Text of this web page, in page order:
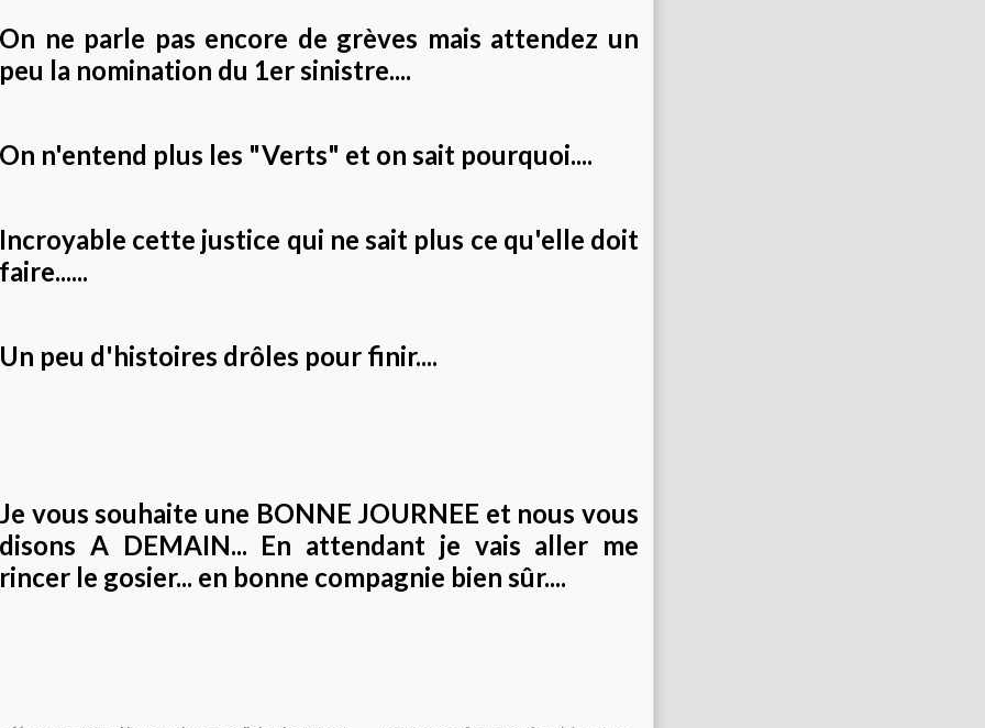
On ne parle pas encore de grèves mais attendez un
peu la nomination du 1er sinistre....
On n'entend plus les "Verts" et on sait pourquoi....
Incroyable cette justice qui ne sait plus ce qu'elle doit
faire......
Un peu d'histoires drôles pour finir....
Je vous souhaite une BONNE JOURNEE et nous vous
disons A DEMAIN... En attendant je vais aller me
rincer le gosier... en bonne compagnie bien sûr....